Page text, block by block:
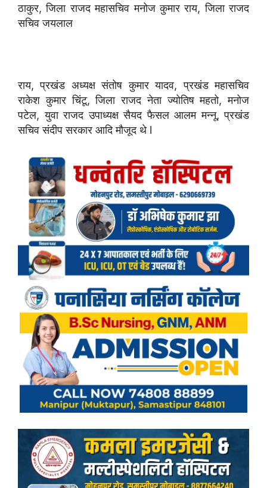
ठाकुर, जिला राजद महासचिव मनोज कुमार राय, जिला राजद
सचिव जयलाल
राय, प्रखंड अध्यक्ष संतोष कुमार यादव, प्रखंड महासचिव
राकेश कुमार चिंटू, जिला राजद नेता ज्योतिष महतो, मनोज
पटेल, युवा राजद उपाध्यक्ष सैयद फैसल आलम मन्नू, प्रखंड
सचिव संदीप सरकार आदि मौजूद थे l